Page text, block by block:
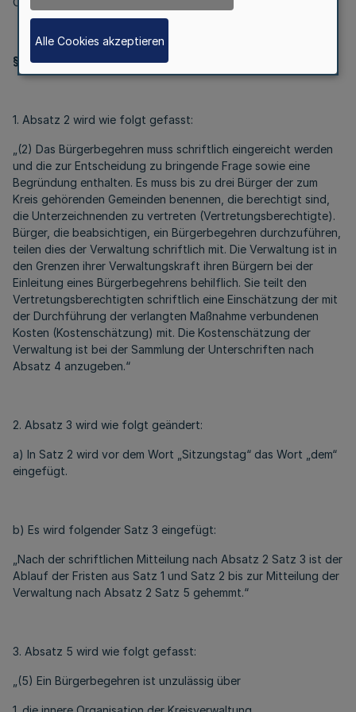
§ 23 wird wie folgt geändert:
1. Absatz 2 wird wie folgt gefasst:
„(2) Das Bürgerbegehren muss schriftlich eingereicht werden
und die zur Entscheidung zu bringende Frage sowie eine
Begründung enthalten. Es muss bis zu drei Bürger der zum
Kreis gehörenden Gemeinden benennen, die berechtigt sind,
die Unterzeichnenden zu vertreten (Vertretungsberechtigte).
Bürger, die beabsichtigen, ein Bürgerbegehren durchzuführen,
teilen dies der Verwaltung schriftlich mit. Die Verwaltung ist in
den Grenzen ihrer Verwaltungskraft ihren Bürgern bei der
Einleitung eines Bürgerbegehrens behilflich. Sie teilt den
Vertretungsberechtigten schriftlich eine Einschätzung der mit
der Durchführung der verlangten Maßnahme verbundenen
Kosten (Kostenschätzung) mit. Die Kostenschätzung der
Verwaltung ist bei der Sammlung der Unterschriften nach
Absatz 4 anzugeben.“
2. Absatz 3 wird wie folgt geändert:
a) In Satz 2 wird vor dem Wort „Sitzungstag“ das Wort „dem“
eingefügt.
b) Es wird folgender Satz 3 eingefügt:
„Nach der schriftlichen Mitteilung nach Absatz 2 Satz 3 ist der
Ablauf der Fristen aus Satz 1 und Satz 2 bis zur Mitteilung der
Verwaltung nach Absatz 2 Satz 5 gehemmt.“
3. Absatz 5 wird wie folgt gefasst:
„(5) Ein Bürgerbegehren ist unzulässig über
Alle Cookies akzeptieren